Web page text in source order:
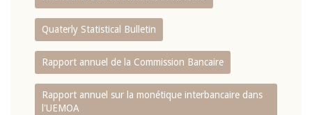
Quaterly Statistical Bulletin
Rapport annuel de la Commission Bancaire
Rapport annuel sur la monétique interbancaire dans
l'UEMOA